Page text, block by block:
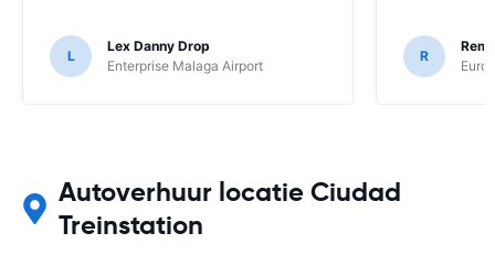
L
Lex Danny Drop
Enterprise Malaga Airport
R
Autoverhuur locatie Ciudad
Treinstation